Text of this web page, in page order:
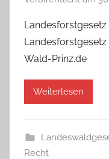
Landesforstgesetz
Wald-Prinz.de
Weiterlesen
Recht